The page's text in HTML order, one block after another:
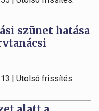
szünet hatása
| Utolsó frissítés: